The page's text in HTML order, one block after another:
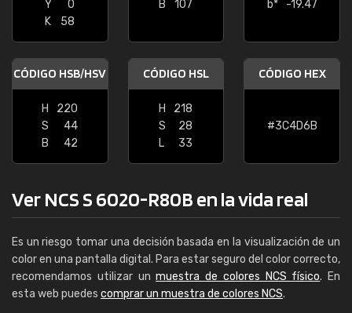
Y
0
K
58
B
107
b*
-19.47
CÓDIGO HSB/HSV
H
220
S
44
B
42
CÓDIGO HSL
H
218
S
28
L
33
CÓDIGO HEX
#3C4D6B
Ver NCS S 6020-R80B en la vida real
Es un riesgo tomar una decisión basada en la visualización de un
color en una pantalla digital. Para estar seguro del color correcto,
recomendamos utilizar unmuestra de colores NCS físico. En
esta web puedes comprar un muestra de colores NCS.